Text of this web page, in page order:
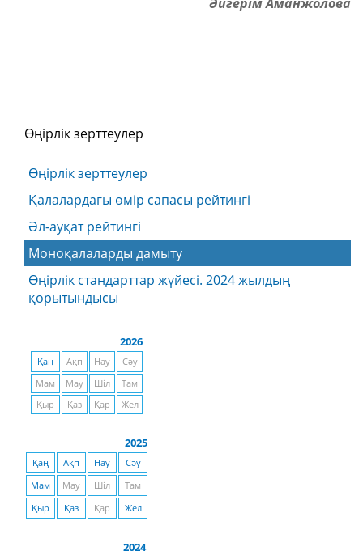
Өңірлік зерттеулер
Өңірлік зерттеулер
Қалалардағы өмір сапасы рейтингі
Әл-ауқат рейтингі
Моноқалаларды дамыту
Өңірлік стандарттар жүйесі. 2024 жылдың
қорытындысы
2026
Қаң Ақп Нау
Сәу
Мам
Мау Шіл
Там
Қыр
Қаз Қар Жел
2025
Қаң Ақп Нау
Сәу
Мам
Мау Шіл
Там
Қыр
Қаз Қар Жел
2024